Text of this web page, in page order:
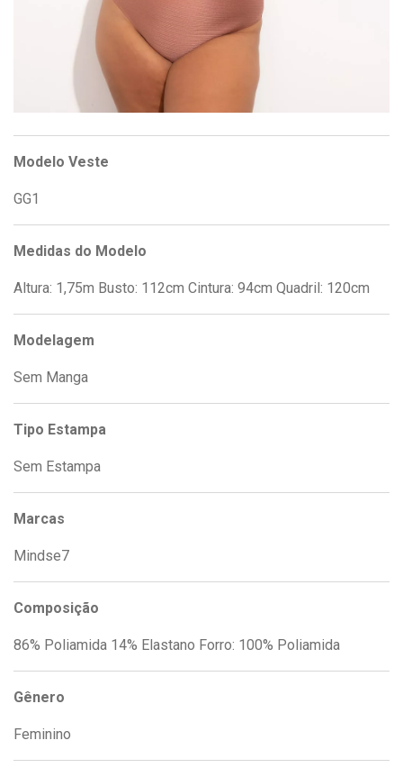
Modelo Veste
GG1
Medidas do Modelo
Altura: 1,75m Busto: 112cm Cintura: 94cm Quadril: 120cm
Modelagem
Sem Manga
Tipo Estampa
Sem Estampa
Marcas
Mindse7
Composição
86% Poliamida 14% Elastano Forro: 100% Poliamida
Gênero
Feminino